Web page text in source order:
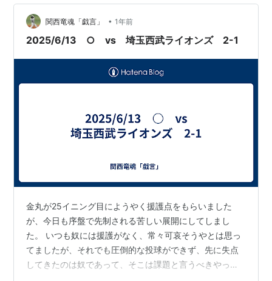
味わわされるのは、恥やと思って何とかせぇ！ 打つ方も
リーグ戦再開で打てなくなったね。 細川も４番に座って
やってくれるかと思ったら、カラッキリやもんなぁ…。
関西竜魂「戯言」 • 1年前
2025/6/13 ○ vs 埼玉西武ライオンズ 2-1
金丸が25イニング目にようやく援護点をもらいました
が、今日も序盤で先制される苦しい展開にしてしまし
た。 いつも奴には援護がなく、常々可哀そうやとは思っ
てましたが、それでも圧倒的な投球ができず、先に失点
してきたのは奴であって、そこは課題と言うべきやっ